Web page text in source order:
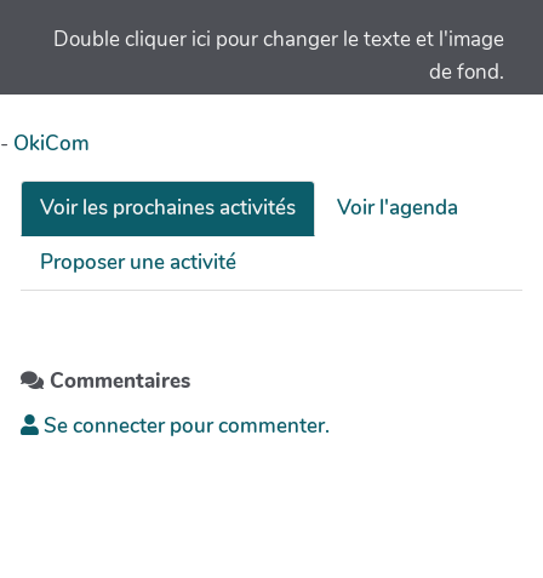
Double cliquer ici pour changer le texte et l'image
de fond.
- OkiCom
Voir les prochaines activités
Voir l'agenda
Proposer une activité
Commentaires
Se connecter pour commenter.